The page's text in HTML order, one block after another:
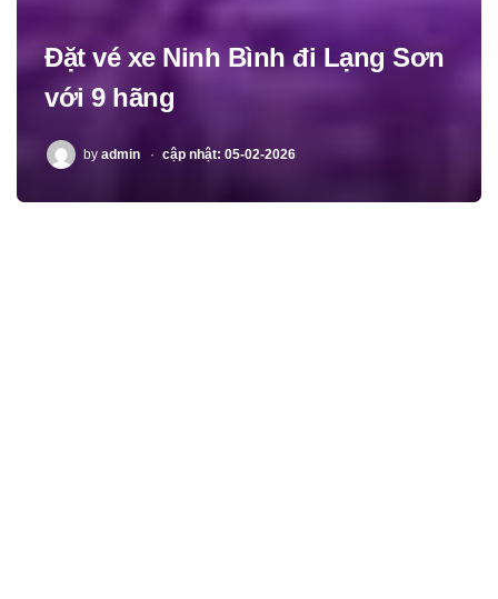
Đặt vé xe Ninh Bình đi Lạng Sơn
với 9 hãng
POSTED
by admin cập nhật: 05-02-2026